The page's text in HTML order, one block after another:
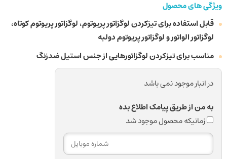
ویژگی های محصول
قابل استفاده برای تیزکردن لوگزاتور پریوتوم، لوگزاتور پریوتوم کوتاه،
لوگزاتور الواتور و لوگزاتور پریوتوم دولبه
مناسب برای تیزکردن لوگزاتورهایی از جنس استیل ضدزنگ
در انبار موجود نمی باشد
به من از طریق پیامک اطلاع بده
زمانیکه محصول موجود شد